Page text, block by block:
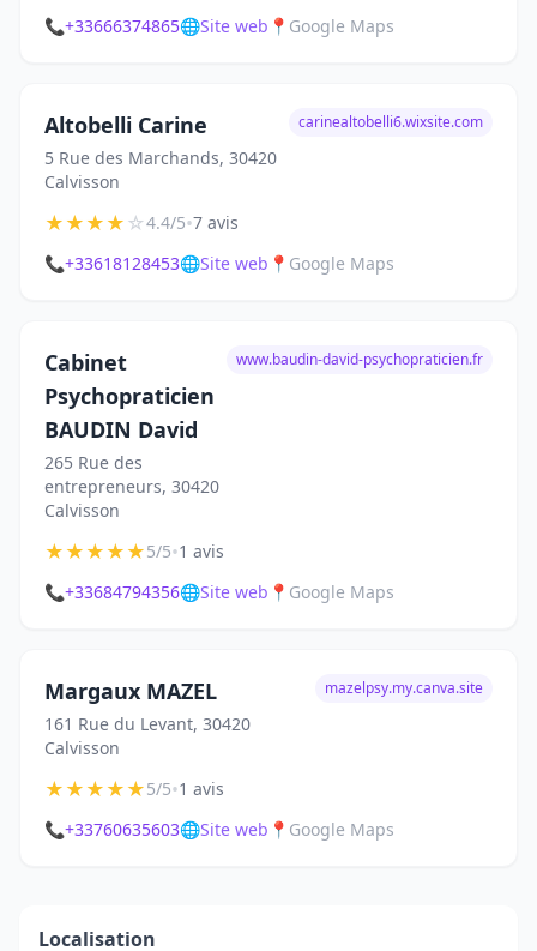
📞+33666374865🌐Site web 📍 Google Maps
Altobelli Carine
5 Rue des Marchands, 30420
Calvisson
carinealtobelli6.wixsite.com
★★★★☆4.4/5•7 avis
📞+33618128453🌐Site web 📍 Google Maps
Cabinet
Psychopraticien
BAUDIN David
265 Rue des
entrepreneurs, 30420
Calvisson
www.baudin-david-psychopraticien.fr
★★★★★5/5•1 avis
📞+33684794356🌐Site web 📍 Google Maps
Margaux MAZEL
161 Rue du Levant, 30420
Calvisson
mazelpsy.my.canva.site
★★★★★5/5•1 avis
📞+33760635603🌐Site web 📍 Google Maps
Localisation